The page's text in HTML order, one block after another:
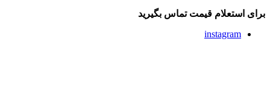
برای استعلام قیمت تماس بگیرید
instagram